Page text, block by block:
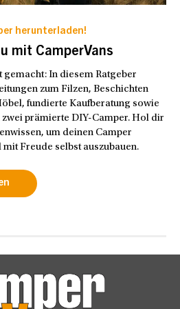
herunterladen!
mit CamperVans
In diesem Ratgeber
zum Filzen, Beschichten
fundierte Kaufberatung sowie
prämierte DIY-Camper. Hol dir
um deinen Camper
Freude selbst auszubauen.